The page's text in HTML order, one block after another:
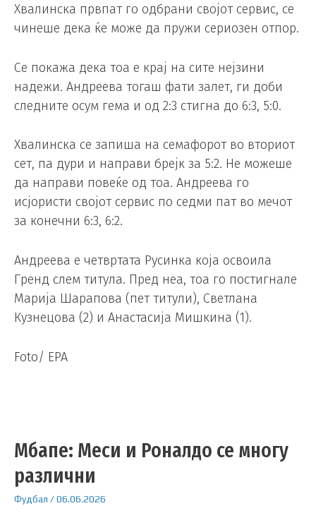
Хвалинска првпат го одбрани својот сервис, се
чинеше дека ќе може да пружи сериозен отпор.
Се покажа дека тоа е крај на сите нејзини
надежи. Андреева тогаш фати залет, ги доби
следните осум гема и од 2:3 стигна до 6:3, 5:0.
Хвалинска се запиша на семафорот во вториот
сет, па дури и направи брејк за 5:2. Не можеше
да направи повеќе од тоа. Андреева го
исјористи својот сервис по седми пат во мечот
за конечни 6:3, 6:2.
Андреева е четвртата Русинка која освоила
Гренд слем титула. Пред неа, тоа го постигнале
Марија Шарапова (пет титули), Светлана
Кузнецова (2) и Анастасија Мишкина (1).
Foto/ EPA
Mбапе: Меси и Роналдо се многу
различни
Фудбал /06.06.2026